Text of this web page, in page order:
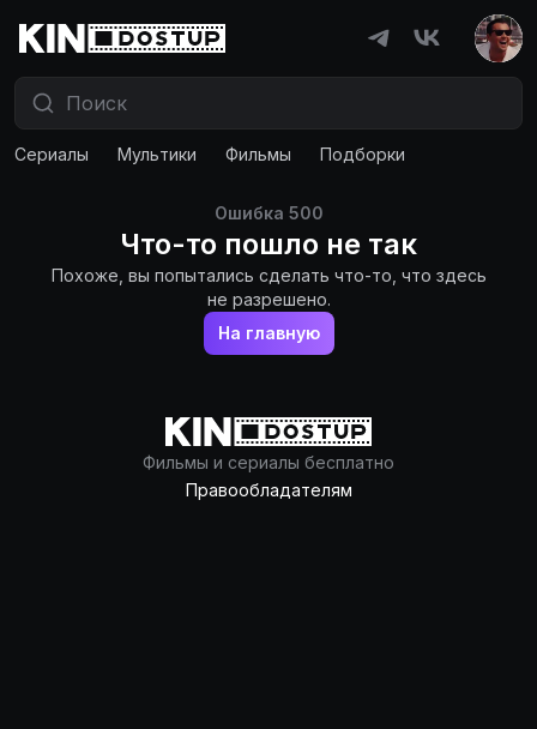
Сериалы Мультики Фильмы Подборки
Ошибка 500
Что-то пошло не так
Похоже, вы попытались сделать что-то, что здесь
не разрешено.
На главную
Фильмы и сериалы бесплатно
Правообладателям